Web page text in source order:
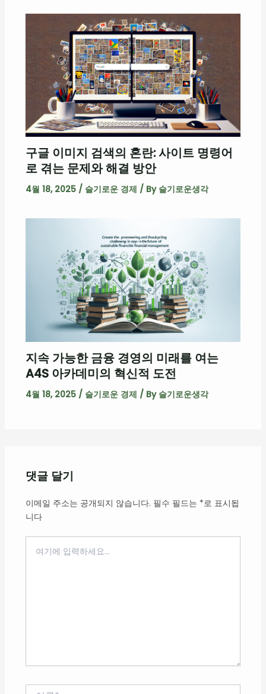
구글 이미지 검색의 혼란: 사이트 명령어
로 겪는 문제와 해결 방안
4월 18, 2025 / 슬기로운 경제 / By 슬기로운생각
지속 가능한 금융 경영의 미래를 여는
A4S 아카데미의 혁신적 도전
4월 18, 2025 / 슬기로운 경제 / By 슬기로운생각
댓글 달기
이메일 주소는 공개되지 않습니다. 필수 필드는 *로 표시됩
니다